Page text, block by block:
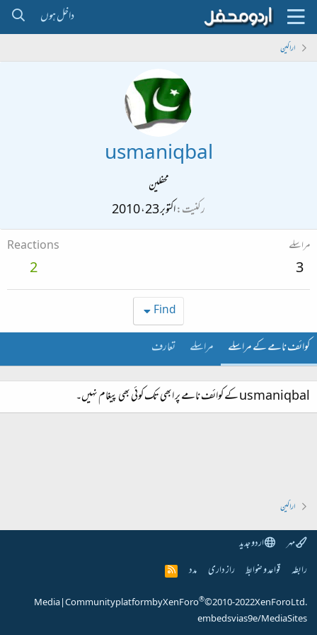
داخل ہوں
اراکین
usmaniqbal
محفلین
رکنیت اکتوبر 23، 2010
مراسلے
3
Reactions
2
Find
کوائف نامے کے مراسلے مراسلے تعارف
usmaniqbal کے کوائف نامے پر ابھی تک کوئی بھی پیغام نہیں۔
اراکین
مہر
اردو جدید
رابطہ قواعد و ضوابط راز داری مدد
R
S
Community platform by XenForo®© 2010-2022 XenForo Ltd.
|
Media
embeds via s9e/MediaSites